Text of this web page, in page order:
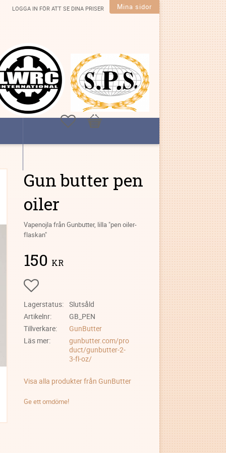
LOGGA IN FÖR ATT SE DINA PRISER Mina sidor
FavoriterKundvagn
Gun butter pen
oiler
Vapenojla från Gunbutter, lilla "pen oiler-
flaskan"
150 KR
Lägg till i favoriter
Lagerstatus
Slutsåld
Artikelnr
GB_PEN
Tillverkare
GunButter
Läs mer
gunbutter.com/pro
duct/gunbutter-2-
3-fl-oz/
Visa alla produkter från GunButter
Ge ett omdöme!